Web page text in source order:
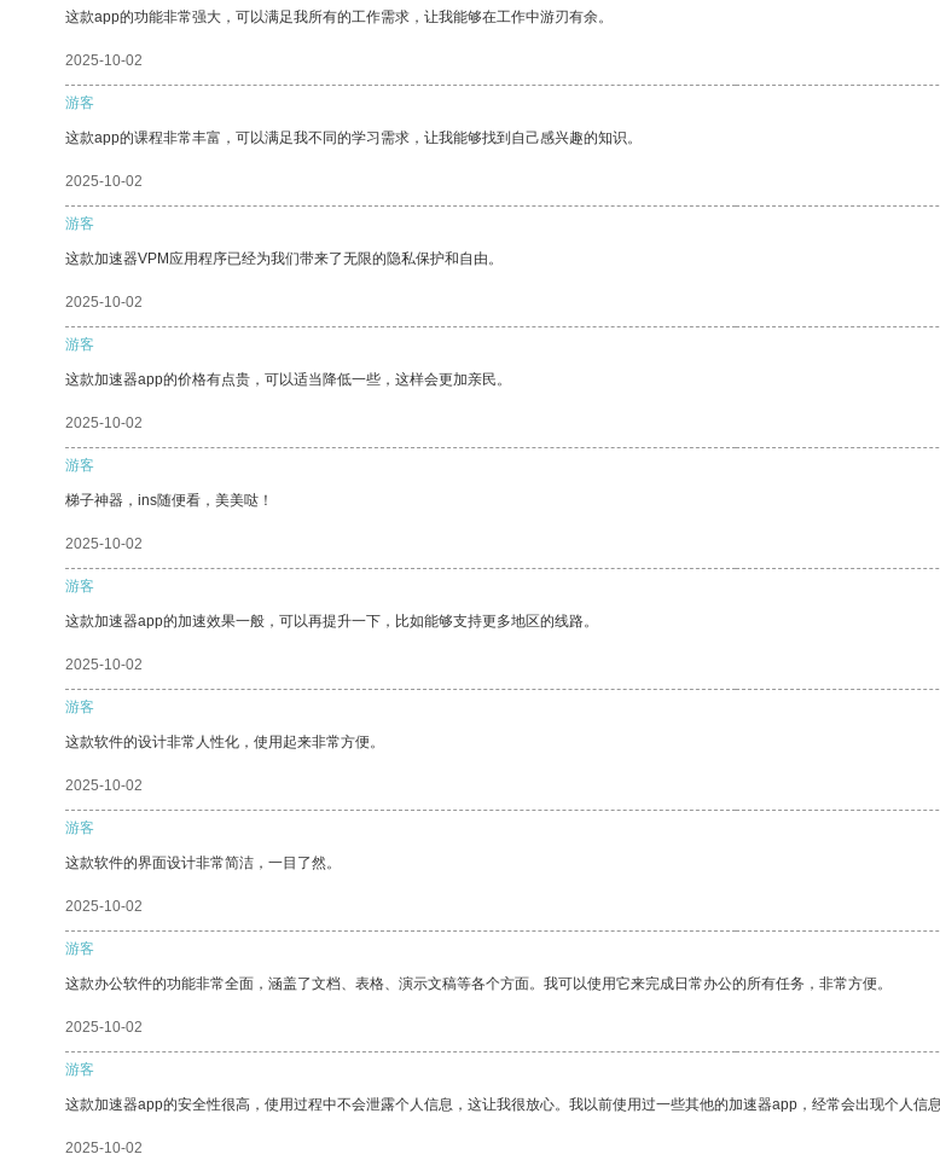
这款app的功能非常强大，可以满足我所有的工作需求，让我能够在工作中游刃有余。
2025-10-02
游客
这款app的课程非常丰富，可以满足我不同的学习需求，让我能够找到自己感兴趣的知识。
2025-10-02
游客
这款加速器VPM应用程序已经为我们带来了无限的隐私保护和自由。
2025-10-02
游客
这款加速器app的价格有点贵，可以适当降低一些，这样会更加亲民。
2025-10-02
游客
梯子神器，ins随便看，美美哒！
2025-10-02
游客
这款加速器app的加速效果一般，可以再提升一下，比如能够支持更多地区的线路。
2025-10-02
游客
这款软件的设计非常人性化，使用起来非常方便。
2025-10-02
游客
这款软件的界面设计非常简洁，一目了然。
2025-10-02
游客
这款办公软件的功能非常全面，涵盖了文档、表格、演示文稿等各个方面。我可以使用它来完成日常办公的所有任务，非常方便。
2025-10-02
游客
这款加速器app的安全性很高，使用过程中不会泄露个人信息，这让我很放心。我以前使用过一些其他的加速器app，经常会出现个人信
2025-10-02